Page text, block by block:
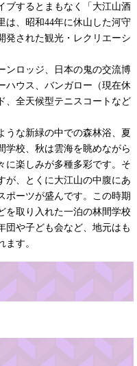
ブするとまもなく「大江山酒
は、昭和44年に休山した河守
発された観光・レクリエーシ
ンロッジ、日本の鬼の交流博
ハウス、バンガロー（現在休
、全天候型テニスコートなど
うな新緑の中での森林浴、夏
学校、秋は雲海を眺めながら
に楽しみが多種多彩です。そ
が、とくに大江山の中腹にあ
ポーツが盛んです。この時期
を取り入れた一泊の林間学校
団や子ども会など、地元はも
す。